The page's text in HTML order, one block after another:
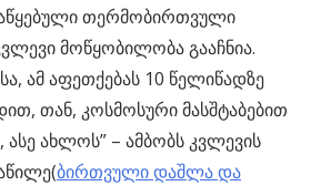
თერმობირთვული
მოწყობილობა გააჩნია.
ამ აფეთქებას 10 წელიწადზე
თან, კოსმოსური მასშტაბებით
ახლოს” – ამბობს კვლევის
ბირთვული დაშლა და